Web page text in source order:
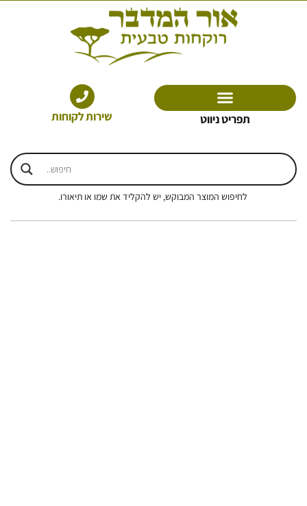
תפריט ניווט שירות לקוחות
לחיפוש המוצר המבוקש, יש להקליד את שמו או תיאורו.